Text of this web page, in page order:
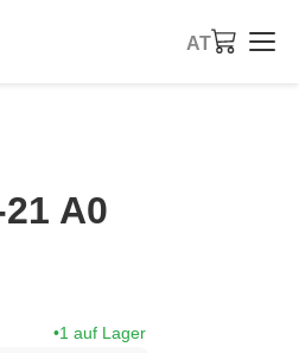
AT
A0
1 auf Lager